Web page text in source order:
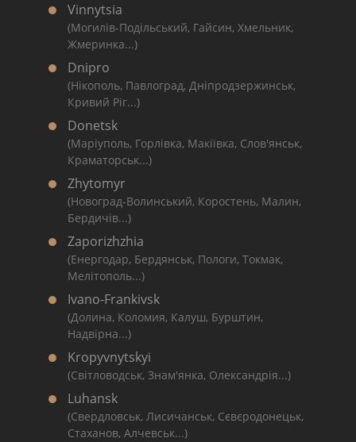
Vinnytsia
(Могилів-Подільський, Гайсин, Хмельник,
Жмеринка...)
Dnipro
(Нікополь, Павлоград, Дніпродзержинськ,
Кривий Ріг...)
Donetsk
(Маріуполь, Горлівка, Макіївка, Слов'янськ,
Краматорськ...)
Zhytomyr
(Новоград-Волинський, Коростень, Малин,
Бердичів...)
Zaporizhzhia
(Енергодар, Бердянськ, Пологи, Токмак,
Мелітополь...)
Ivano-Frankivsk
(Долина, Коломия, Калуш, Бурштин,
Надвірна...)
Kropyvnytskyi
(Світловодськ, Знам'янка, Олександрія...)
Luhansk
(Свердловськ, Лисичанськ, Сєвєродонецьк,
Стаханов, Алчевськ...)